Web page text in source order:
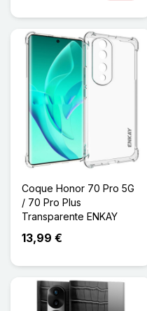
Coque Honor 70 Pro 5G
/ 70 Pro Plus
Transparente ENKAY
13,99 €